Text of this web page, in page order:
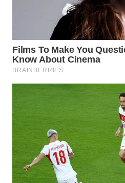
WN
LIKUPANG
WN
BORNEO
Wahana
Media
Group